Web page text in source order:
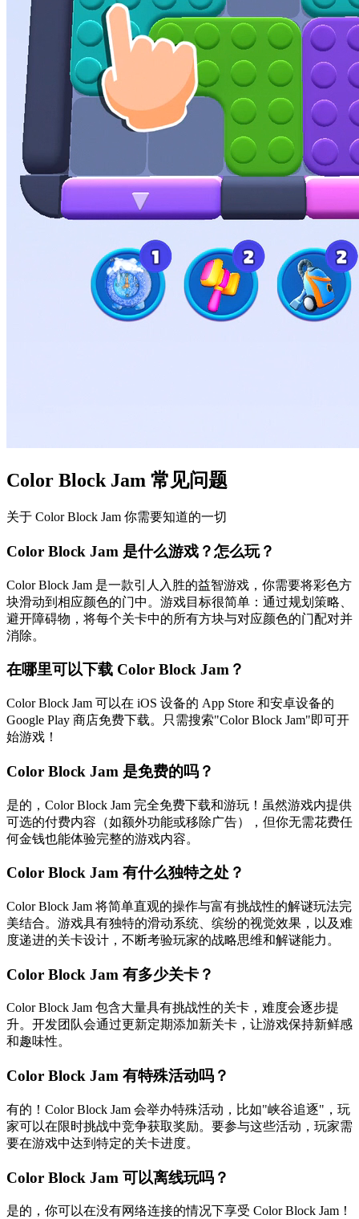
Color Block Jam 常见问题
关于 Color Block Jam 你需要知道的一切
Color Block Jam 是什么游戏？怎么玩？
Color Block Jam 是一款引人入胜的益智游戏，你需要将彩色方
块滑动到相应颜色的门中。游戏目标很简单：通过规划策略、
避开障碍物，将每个关卡中的所有方块与对应颜色的门配对并
消除。
在哪里可以下载 Color Block Jam？
Color Block Jam 可以在 iOS 设备的 App Store 和安卓设备的
Google Play 商店免费下载。只需搜索"Color Block Jam"即可开
始游戏！
Color Block Jam 是免费的吗？
是的，Color Block Jam 完全免费下载和游玩！虽然游戏内提供
可选的付费内容（如额外功能或移除广告），但你无需花费任
何金钱也能体验完整的游戏内容。
Color Block Jam 有什么独特之处？
Color Block Jam 将简单直观的操作与富有挑战性的解谜玩法完
美结合。游戏具有独特的滑动系统、缤纷的视觉效果，以及难
度递进的关卡设计，不断考验玩家的战略思维和解谜能力。
Color Block Jam 有多少关卡？
Color Block Jam 包含大量具有挑战性的关卡，难度会逐步提
升。开发团队会通过更新定期添加新关卡，让游戏保持新鲜感
和趣味性。
Color Block Jam 有特殊活动吗？
有的！Color Block Jam 会举办特殊活动，比如"峡谷追逐"，玩
家可以在限时挑战中竞争获取奖励。要参与这些活动，玩家需
要在游戏中达到特定的关卡进度。
Color Block Jam 可以离线玩吗？
是的，你可以在没有网络连接的情况下享受 Color Block Jam！